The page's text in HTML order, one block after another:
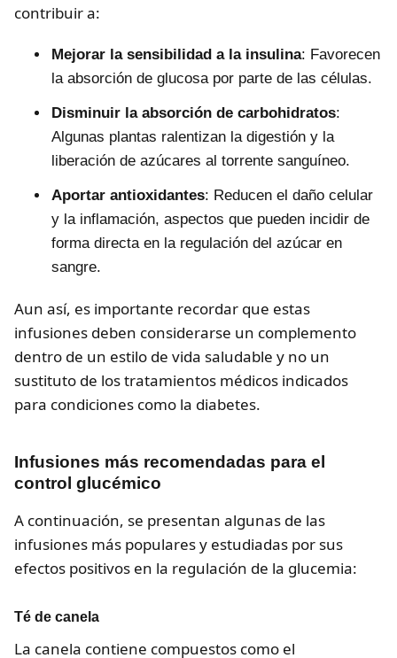
contribuir a:
Mejorar la sensibilidad a la insulina: Favorecen
la absorción de glucosa por parte de las células.
Disminuir la absorción de carbohidratos:
Algunas plantas ralentizan la digestión y la
liberación de azúcares al torrente sanguíneo.
Aportar antioxidantes: Reducen el daño celular
y la inflamación, aspectos que pueden incidir de
forma directa en la regulación del azúcar en
sangre.
Aun así, es importante recordar que estas
infusiones deben considerarse un complemento
dentro de un estilo de vida saludable y no un
sustituto de los tratamientos médicos indicados
para condiciones como la diabetes.
Infusiones más recomendadas para el
control glucémico
A continuación, se presentan algunas de las
infusiones más populares y estudiadas por sus
efectos positivos en la regulación de la glucemia:
Té de canela
La canela contiene compuestos como el